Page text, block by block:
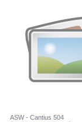
ASW - Cantius 504